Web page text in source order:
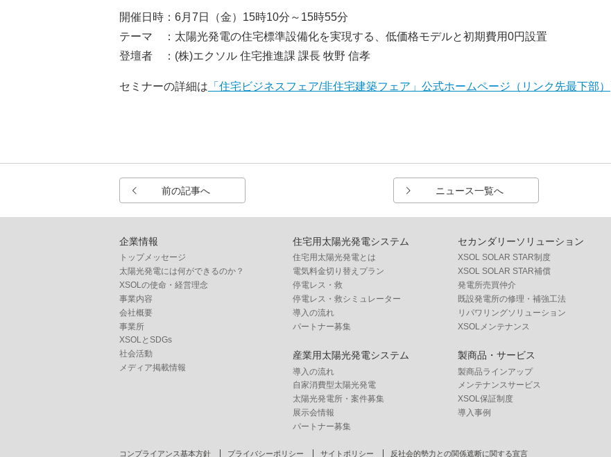
開催日時：6月7日（金）15時10分～15時55分
テーマ ：太陽光発電の住宅標準設備化を実現する、低価格モデルと初期費用0円設置
登壇者 ：(株)エクソル 住宅推進課 課長 牧野 信孝
セミナーの詳細は 「住宅ビジネスフェア/非住宅建築フェア」公式ホームページ（リンク先最下部）
前の記事へ ニュース一覧へ
企業情報
トップメッセージ
太陽光発電には何ができるのか？
XSOLの使命・経営理念
事業内容
会社概要
事業所
XSOLとSDGs
社会活動
メディア掲載情報
住宅用太陽光発電システム
住宅用太陽光発電とは
電気料金切り替えプラン
停電レス・救
停電レス・救シミュレーター
導入の流れ
パートナー募集
産業用太陽光発電システム
導入の流れ
自家消費型太陽光発電
太陽光発電所・案件募集
展示会情報
パートナー募集
セカンダリーソリューション
XSOL SOLAR STAR制度
XSOL SOLAR STAR補償
発電所売買仲介
既設発電所の修理・補強工法
リパワリングソリューション
XSOLメンテナンス
製商品・サービス
製商品ラインアップ
メンテナンスサービス
XSOL保証制度
導入事例
コンプライアンス基本方針 プライバシーポリシー サイトポリシー 反社会的勢力との関係遮断に関する宣言